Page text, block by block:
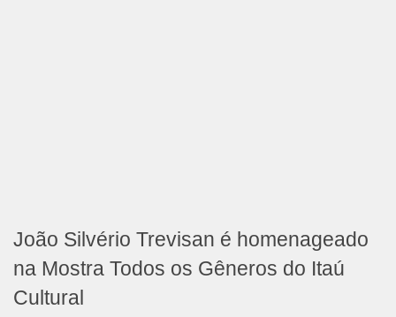
João Silvério Trevisan é homenageado
na Mostra Todos os Gêneros do Itaú
Cultural